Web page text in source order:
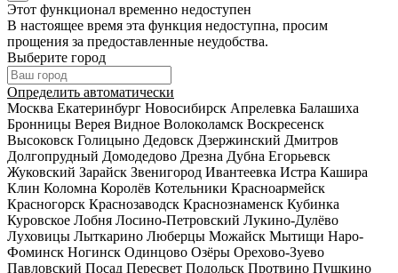
Этот функционал временно недоступен
В настоящее время эта функция недоступна, просим
прощения за предоставленные неудобства.
Выберите город
Определить автоматически
Москва Екатеринбург Новосибирск Апрелевка Балашиха
Бронницы Верея Видное Волоколамск Воскресенск
Высоковск Голицыно Дедовск Дзержинский Дмитров
Долгопрудный Домодедово Дрезна Дубна Егорьевск
Жуковский Зарайск Звенигород Ивантеевка Истра Кашира
Клин Коломна Королёв Котельники Красноармейск
Красногорск Краснозаводск Краснознаменск Кубинка
Куровское Лобня Лосино-Петровский Лукино-Дулёво
Луховицы Лыткарино Люберцы Можайск Мытищи Наро-
Фоминск Ногинск Одинцово Озёры Орехово-Зуево
Павловский Посад Пересвет Подольск Протвино Пушкино